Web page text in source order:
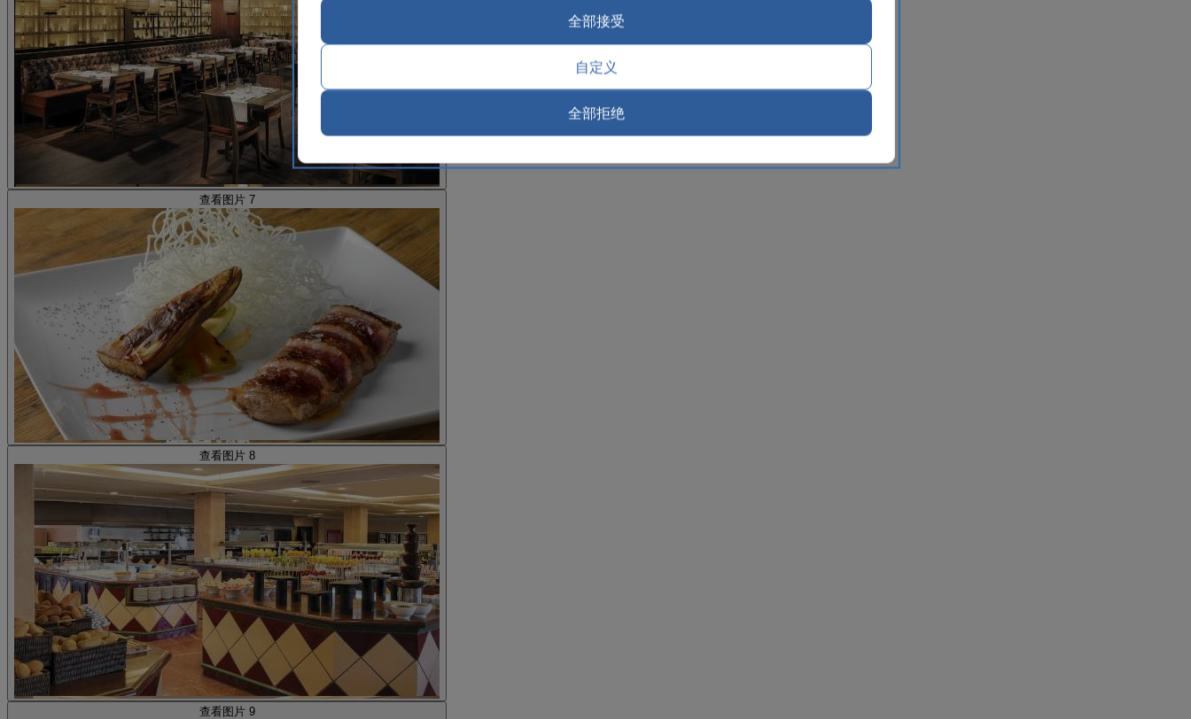
查看图片 7
查看图片 8
查看图片 9
全部接受
自定义
全部拒绝